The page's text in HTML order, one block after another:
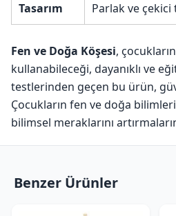
Tasarım Parlak ve çekici
Fen ve Doğa Köşesi,
kullanabileceği, dayanıklı ve
testlerinden geçen bu ürün,
Çocukların fen ve doğa
bilimsel meraklarını
Benzer Ürünler